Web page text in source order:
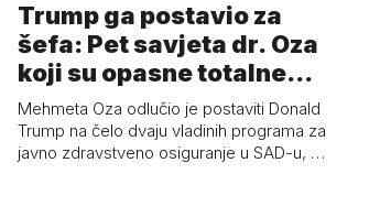
Trump ga postavio za
šefa: Pet savjeta dr. Oza
koji su opasne totalne
budalašti…
Mehmeta Oza odlučio je postaviti Donald
Trump na čelo dvaju vladinih programa za
javno zdravstveno osiguranje u SAD-u, …